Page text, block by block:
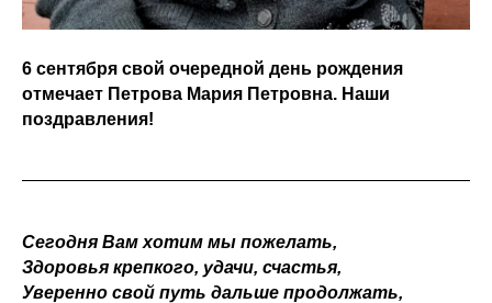
6 сентября свой очередной день рождения
отмечает Петрова Мария Петровна. Наши
поздравления!
Сегодня Вам хотим мы пожелать,
Здоровья крепкого, удачи, счастья,
Уверенно свой путь дальше продолжать,